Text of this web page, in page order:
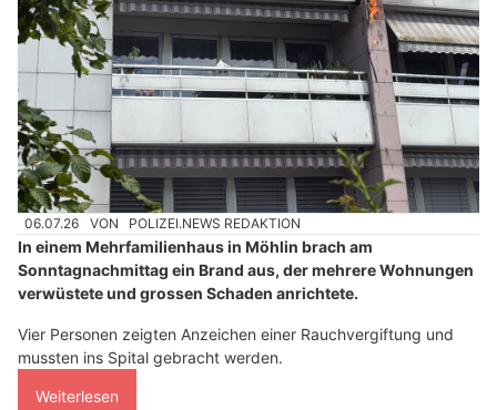
06.07.26 VON POLIZEI.NEWS REDAKTION
In einem Mehrfamilienhaus in Möhlin brach am
Sonntagnachmittag ein Brand aus, der mehrere Wohnungen
verwüstete und grossen Schaden anrichtete.
Vier Personen zeigten Anzeichen einer Rauchvergiftung und
mussten ins Spital gebracht werden.
Weiterlesen